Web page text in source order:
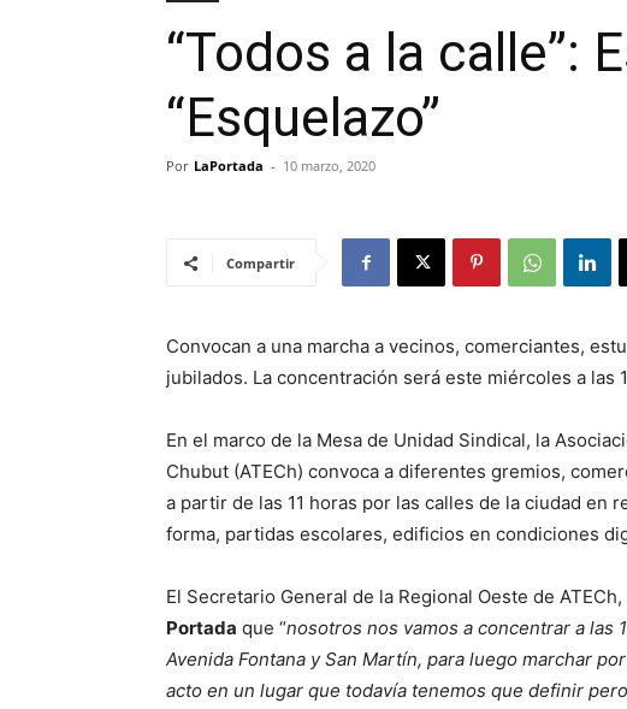
“Todos a la calle”:
“Esquelazo”
Por LaPortada - 10 marzo, 2020
Compartir
Convocan a una marcha a vecinos, comerciantes,
jubilados. La concentración será este miércoles a las
En el marco de la Mesa de Unidad Sindical, la
Chubut (ATECh) convoca a diferentes gremios,
a partir de las 11 horas por las calles de la ciudad en
forma, partidas escolares, edificios en condiciones
El Secretario General de la Regional Oeste de
Portada que “nosotros nos vamos a concentrar a las
Avenida Fontana y San Martín, para luego marchar
acto en un lugar que todavía tenemos que definir